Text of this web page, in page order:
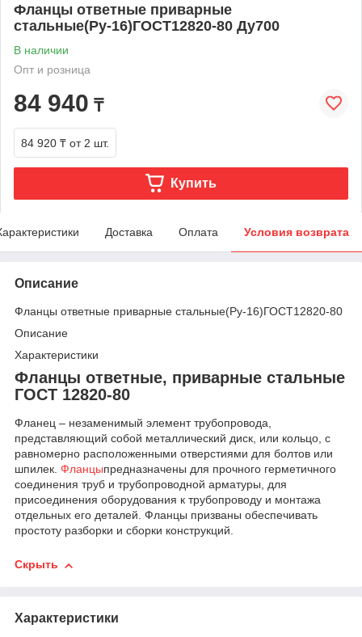
Фланцы ответные приварные
стальные(Ру-16)ГОСТ12820-80 Ду700
В наличии
Опт и розница
84 940 ₸
84 920 ₸ от 2 шт.
Купить
Доставка Оплата Условия возврата
Описание
Фланцы ответные приварные стальные(Ру-16)ГОСТ12820-80
Описание
Характеристики
Фланцы ответные, приварные стальные
ГОСТ 12820-80
Фланец – незаменимый элемент трубопровода,
представляющий собой металлический диск, или кольцо, с
равномерно расположенными отверстиями для болтов или
шпилек. Фланцыпредназначены для прочного герметичного
соединения труб и трубопроводной арматуры, для
присоединения оборудования к трубопроводу и монтажа
отдельных его деталей. Фланцы призваны обеспечивать
простоту разборки и сборки конструкций.
Скрыть
Характеристики